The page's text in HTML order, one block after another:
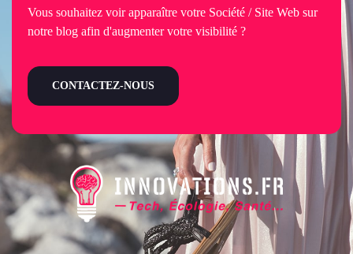
Vous souhaitez voir apparaître votre Société / Site Web sur
notre blog afin d'augmenter votre visibilité ?
CONTACTEZ-NOUS